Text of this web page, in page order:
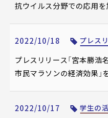
抗ウイルス分野での応用を
2022/10/18 プレス
プレスリリース「宮本勝浩
市民マラソンの経済効果」
2022/10/17 学生の